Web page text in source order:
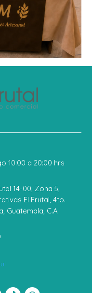
10:00 a 20:00 hrs
14-00, Zona 5,
El Frutal, 4to.
Guatemala, C.A